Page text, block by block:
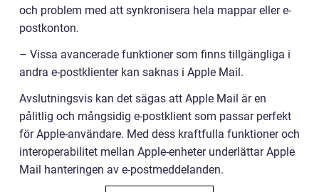
och problem med att synkronisera hela mappar eller e-
postkonton.
– Vissa avancerade funktioner som finns tillgängliga i
andra e-postklienter kan saknas i Apple Mail.
Avslutningsvis kan det sägas att Apple Mail är en
pålitlig och mångsidig e-postklient som passar perfekt
för Apple-användare. Med dess kraftfulla funktioner och
interoperabilitet mellan Apple-enheter underlättar Apple
Mail hanteringen av e-postmeddelanden.